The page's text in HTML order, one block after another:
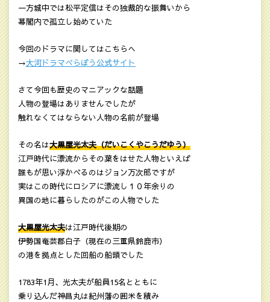
一方城中では松平定信はその独裁的な振舞いから
幕閣内で孤立し始めていた
今回のドラマに関してはこちらへ
→大河ドラマべらぼう公式サイト
さて今回も歴史のマニアックな話題
人物の登場はありませんでしたが
触れなくてはならない人物の名前が登場
その名は大黒屋光太夫（だいこくやこうだゆう）
江戸時代に漂流からその葉をはせた人物といえば
誰もが思い浮かべるのはジョン万次郎ですが
実はこの時代にロシアに漂流し１０年余りの
異国の地に暮らしたのがこの人物でした
大黒屋光太夫は江戸時代後期の
伊勢国奄芸郡白子（現在の三重県鈴鹿市）
の港を拠点とした回船の船頭でした
1783年1月、光太夫が船員15名とともに
乗り込んだ神昌丸は紀州藩の囲米を積み